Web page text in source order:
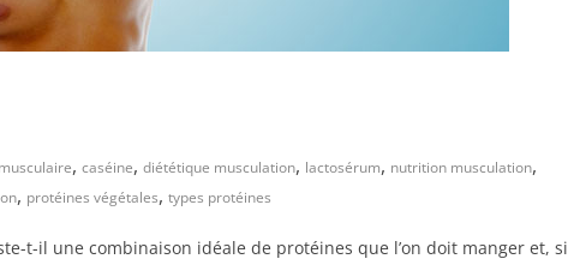
, caséine, diététique musculation, lactosérum, nutrition musculation,
, protéines végétales, types protéines
t-il une combinaison idéale de protéines que l’on doit manger et, si